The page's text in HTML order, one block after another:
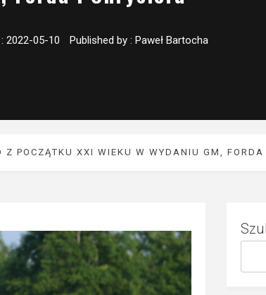
2022-05-10 Published by : Paweł Bartocha
POCZĄTKU XXI WIEKU W WYDANIU GM, FORDA